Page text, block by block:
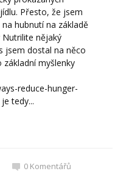
Přesto, že jsem
hubnutí na základě
nějaký
jsem dostal na něco
myšlenky
reduce-hunger-
tedy...
0 Komentářů